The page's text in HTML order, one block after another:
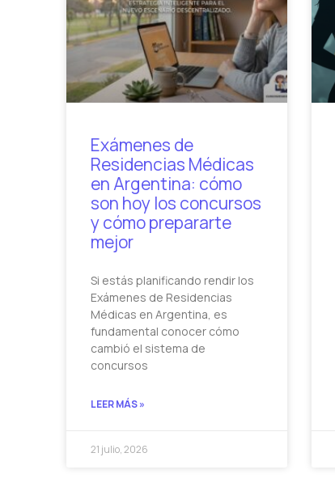
Exámenes de
Residencias Médicas
en Argentina: cómo
son hoy los concursos
y cómo prepararte
mejor
Si estás planificando rendir los
Exámenes de Residencias
Médicas en Argentina, es
fundamental conocer cómo
cambió el sistema de
concursos
LEER MÁS »
21 julio, 2026